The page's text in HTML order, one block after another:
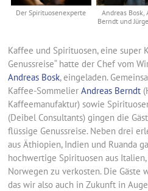
Der Spirituosenexperte
Andreas Bosk,
Berndt und
Kaffee und Spirituosen, eine super
Genussreise“ hatte der Chef vom
Andreas Bosk, eingeladen.
Kaffee-SommelierAndreas Berndt
Kaffeemanufaktur) sowie
(Deibel Consultants) gingen die
flüssige Genussreise. Neben drei
aus Äthiopien, Indien und Ruanda
hochwertige Spirituosen aus
Norwegen zu verkosten. Die Gäste
das wir also auch in Zukunft in